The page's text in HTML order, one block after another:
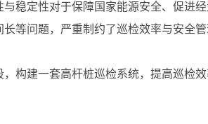
稳定性对于保障国家能源安全、促进
等问题，严重制约了巡检效率与安全
构建一套高杆桩巡检系统，提高巡检